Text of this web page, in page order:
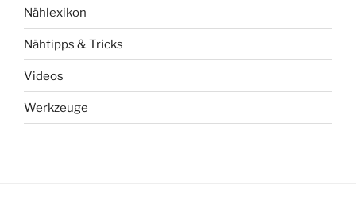
Nählexikon
Nähtipps & Tricks
Videos
Werkzeuge